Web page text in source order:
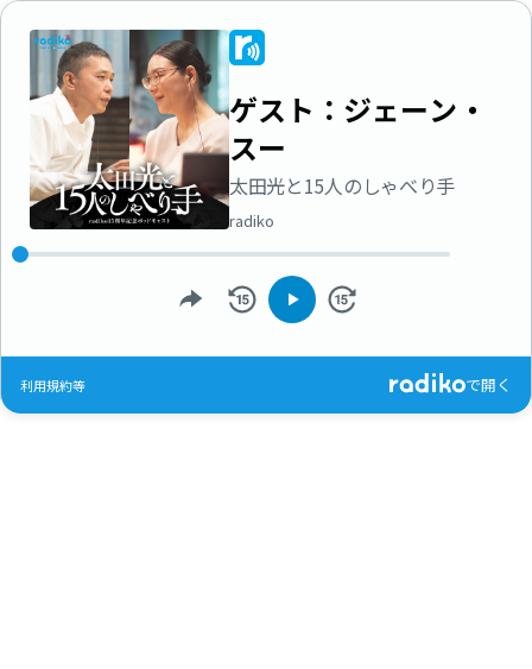
ゲスト：ジェーン・
スー
太田光と15人のしゃべり手
radiko
利用規約等 で開く